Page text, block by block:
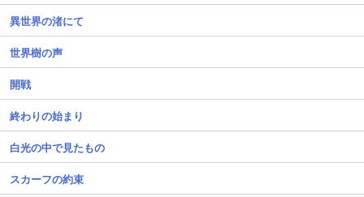
異世界の渚にて
世界樹の声
開戦
終わりの始まり
白光の中で見たもの
スカーフの約束